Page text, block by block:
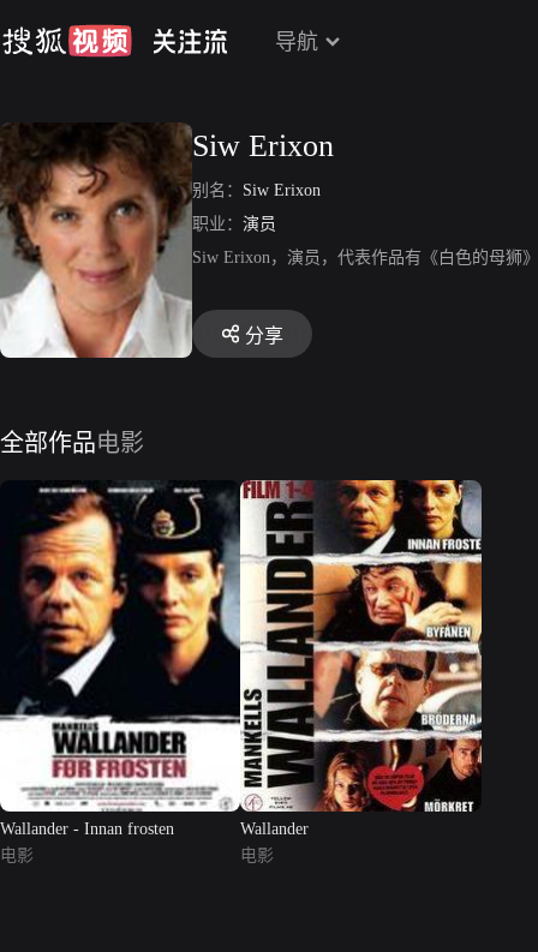
导航
Siw Erixon
别名： Siw Erixon
职业： 演员
Siw Erixon，演员，代表作品有《白色的母狮
分享
全部作品电影
Wallander - Innan frosten
电影
Wallander
电影